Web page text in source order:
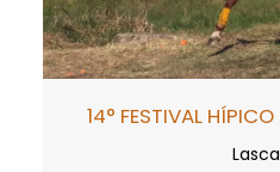
14° FESTIVAL HÍPICO